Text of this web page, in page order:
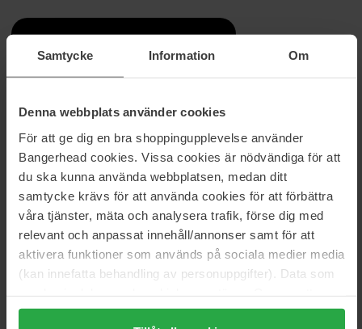
Samtycke Information Om
Denna webbplats använder cookies
För att ge dig en bra shoppingupplevelse använder
Bangerhead cookies. Vissa cookies är nödvändiga för att
du ska kunna använda webbplatsen, medan ditt
samtycke krävs för att använda cookies för att förbättra
våra tjänster, mäta och analysera trafik, förse dig med
relevant och anpassat innehåll/annonser samt för att
aktivera funktioner som används på sociala medier media
(kan innefatta behandling av personuppgifter). Data som
trycka på "Tillåt alla cookies" accepterar du alla cookies,
DAISY DREM FOREVER. Den nye duft er en dybere fortolkning af
den oprindelige dufts centrale noter, brombær, blåregn og hvidt
træ. En luksuriøs blomsterduft.
Størrelse: 50 ml
Varenummer: 32125
Kategorier: